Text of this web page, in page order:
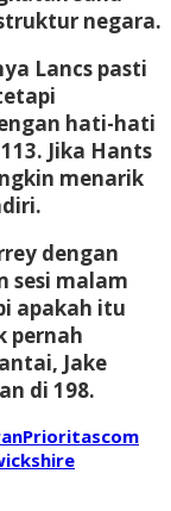
negara.
Lancs pasti
hati-hati
Jika Hants
menarik
dengan
sesi malam
apakah itu
pernah
Jake
di 198.